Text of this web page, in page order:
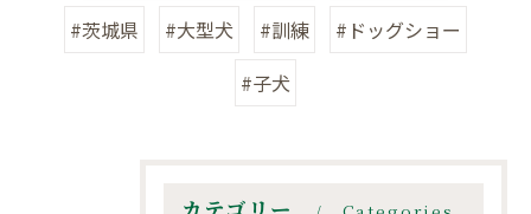
#茨城県
#大型犬 #訓練
#ドッグショー
#子犬